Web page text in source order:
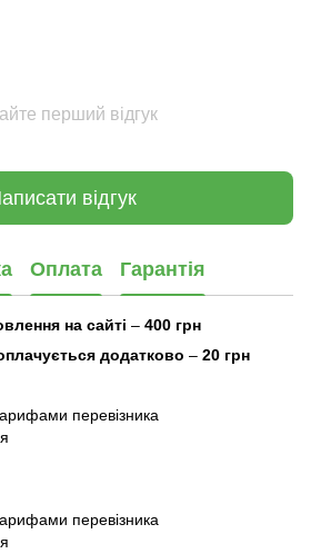
перший відгук
відгук
Оплата Гарантія
на сайті – 400 грн
додатково – 20 грн
перевізника
перевізника